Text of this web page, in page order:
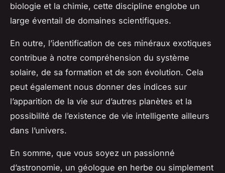
biologie et la chimie, cette discipline englobe un
large éventail de domaines scientifiques.
En outre, l’identification de ces minéraux exotiques
contribue à notre compréhension du système
solaire, de sa formation et de son évolution. Cela
peut également nous donner des indices sur
l’apparition de la vie sur d’autres planètes et la
possibilité de l’existence de vie intelligente ailleurs
dans l’univers.
En somme, que vous soyez un passionné
d’astronomie, un géologue en herbe ou simplement